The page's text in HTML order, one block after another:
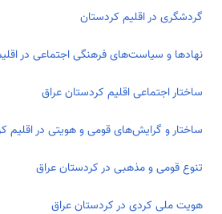
گردشگری در اقلیم کردستان
نهادها و سیاست‌های فرهنگی اجتماعی در
ساختار اجتماعی اقلیم کردستان عراق
ساختار و گرایش‌های قومی و هویتی در اقلیم
تنوع قومی و مذهبی در کردستان عراق
هویت ملی کردی در کردستان عراق